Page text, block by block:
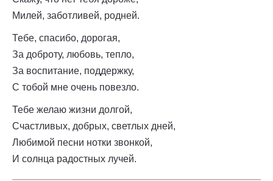
Милей, заботливей, родней.
Тебе, спасибо, дорогая,
За доброту, любовь, тепло,
За воспитание, поддержку,
С тобой мне очень повезло.
Тебе желаю жизни долгой,
Счастливых, добрых, светлых дней,
Любимой песни нотки звонкой,
И солнца радостных лучей.